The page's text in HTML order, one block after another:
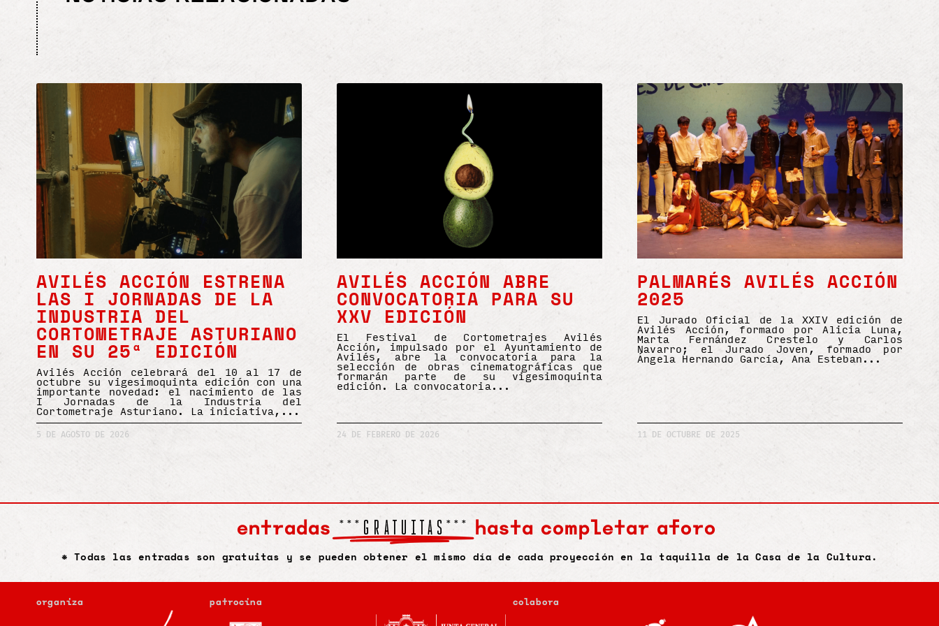
AVILÉS ACCIÓN ESTRENA
LAS I JORNADAS DE LA
INDUSTRIA DEL
CORTOMETRAJE ASTURIANO
EN SU 25ª EDICIÓN
Avilés Acción celebrará del 10 al 17 de
octubre su vigesimoquinta edición con una
importante novedad: el nacimiento de las
I Jornadas de la Industria del
Cortometraje Asturiano. La iniciativa,
5 DE AGOSTO DE 2026
AVILÉS ACCIÓN ABRE
CONVOCATORIA PARA SU
XXV EDICIÓN
El Festival de Cortometrajes Avilés
Acción, impulsado por el Ayuntamiento de
Avilés, abre la convocatoria para la
selección de obras cinematográficas que
formarán parte de su vigesimoquinta
edición. La convocatoria
24 DE FEBRERO DE 2026
PALMARÉS AVILÉS ACCIÓN
2025
El Jurado Oficial de la XXIV edición de
Avilés Acción, formado por Alicia Luna,
Marta Fernández Crestelo y Carlos
Navarro; el Jurado Joven, formado por
Ángela Hernando García, Ana Esteban
11 DE OCTUBRE DE 2025
entradas ***GRATUITAS*** hasta completar aforo
* Todas las entradas son gratuitas y se pueden obtener el mismo día de cada proyección en la taquilla de la Casa de la Cultura.
organiza patrocina colabora